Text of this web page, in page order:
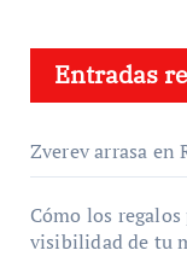
Entradas
Zverev arrasa en
Cómo los
visibilidad de tu